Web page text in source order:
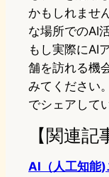
かもしれませ
な場所でのAI
もし実際にAI
舗を訪れる機
みてください
でシェアして
【関連記
AI（人工知能